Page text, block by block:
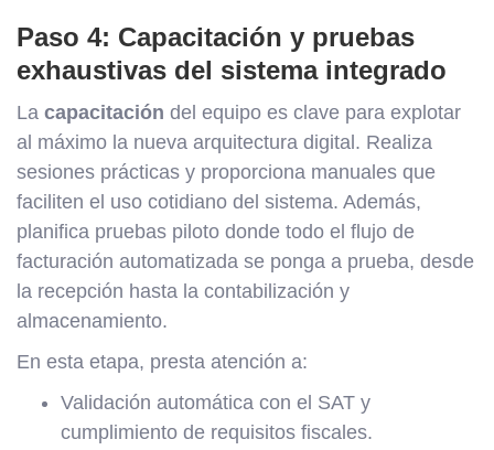
Paso 4: Capacitación y pruebas
exhaustivas del sistema integrado
La capacitación del equipo es clave para explotar
al máximo la nueva arquitectura digital. Realiza
sesiones prácticas y proporciona manuales que
faciliten el uso cotidiano del sistema. Además,
planifica pruebas piloto donde todo el flujo de
facturación automatizada se ponga a prueba, desde
la recepción hasta la contabilización y
almacenamiento.
En esta etapa, presta atención a:
Validación automática con el SAT y
cumplimiento de requisitos fiscales.